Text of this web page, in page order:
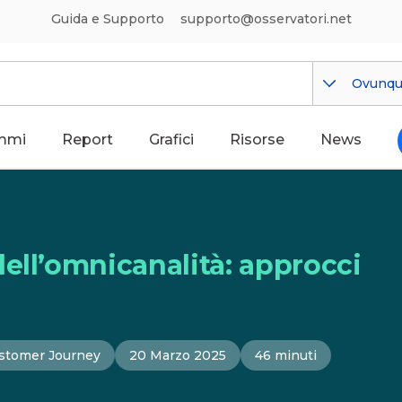
Guida e Supporto supporto@osservatori.net
Report Grafici Risorse News
approcci
Journey 20 Marzo 2025 46 minuti